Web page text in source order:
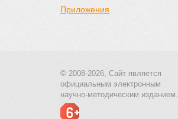
Приложения
© 2008-2026, Сайт является
официальным электронным
научно-методическим изданием.